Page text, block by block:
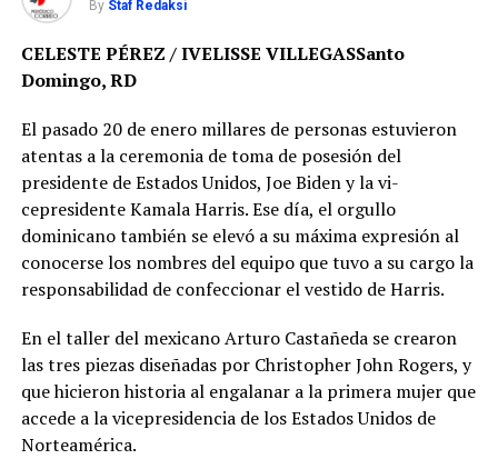
By Staf Redaksi
CELESTE PÉREZ / IVELISSE VILLEGASSanto
Domingo, RD
El pasado 20 de enero millares de personas estuvieron
atentas a la ceremonia de toma de posesión del
presidente de Es­tados Unidos, Joe Biden y la vi­
cepresidente Kamala Harris. Ese día, el orgullo
dominicano tam­bién se elevó a su máxima expre­sión al
conocerse los nombres del equipo que tuvo a su cargo la
responsabilidad de confeccionar el vestido de Harris.
En el taller del mexicano Arturo Castañeda se crearon
las tres piezas diseñadas por Christopher John Rogers, y
que hicieron historia al engalanar a la primera mujer que
accede a la vicepresidencia de los Esta­dos Unidos de
Norteamérica.